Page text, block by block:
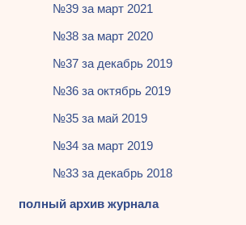
№39 за март 2021
№38 за март 2020
№37 за декабрь 2019
№36 за октябрь 2019
№35 за май 2019
№34 за март 2019
№33 за декабрь 2018
полный архив журнала